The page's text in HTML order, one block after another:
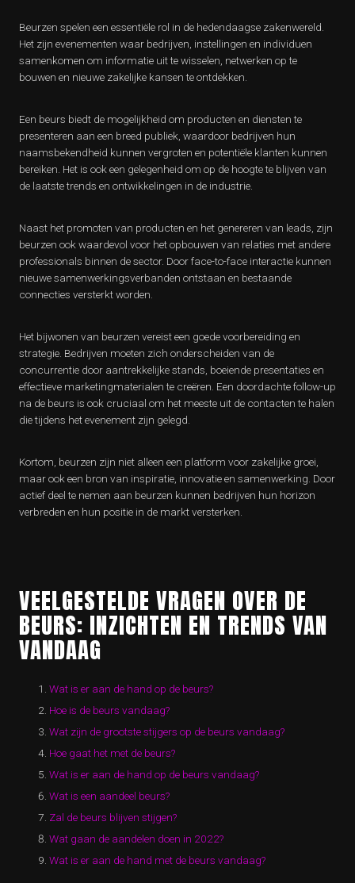
Beurzen spelen een essentiële rol in de hedendaagse zakenwereld.
Het zijn evenementen waar bedrijven, instellingen en individuen
samenkomen om informatie uit te wisselen, netwerken op te
bouwen en nieuwe zakelijke kansen te ontdekken.
Een beurs biedt de mogelijkheid om producten en diensten te
presenteren aan een breed publiek, waardoor bedrijven hun
naamsbekendheid kunnen vergroten en potentiële klanten kunnen
bereiken. Het is ook een gelegenheid om op de hoogte te blijven van
de laatste trends en ontwikkelingen in de industrie.
Naast het promoten van producten en het genereren van leads, zijn
beurzen ook waardevol voor het opbouwen van relaties met andere
professionals binnen de sector. Door face-to-face interactie kunnen
nieuwe samenwerkingsverbanden ontstaan en bestaande
connecties versterkt worden.
Het bijwonen van beurzen vereist een goede voorbereiding en
strategie. Bedrijven moeten zich onderscheiden van de
concurrentie door aantrekkelijke stands, boeiende presentaties en
effectieve marketingmaterialen te creëren. Een doordachte follow-up
na de beurs is ook cruciaal om het meeste uit de contacten te halen
die tijdens het evenement zijn gelegd.
Kortom, beurzen zijn niet alleen een platform voor zakelijke groei,
maar ook een bron van inspiratie, innovatie en samenwerking. Door
actief deel te nemen aan beurzen kunnen bedrijven hun horizon
verbreden en hun positie in de markt versterken.
VEELGESTELDE VRAGEN OVER DE
BEURS: INZICHTEN EN TRENDS VAN
VANDAAG
Wat is er aan de hand op de beurs?
Hoe is de beurs vandaag?
Wat zijn de grootste stijgers op de beurs vandaag?
Hoe gaat het met de beurs?
Wat is er aan de hand op de beurs vandaag?
Wat is een aandeel beurs?
Zal de beurs blijven stijgen?
Wat gaan de aandelen doen in 2022?
Wat is er aan de hand met de beurs vandaag?